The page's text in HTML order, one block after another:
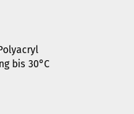
bis 30°C